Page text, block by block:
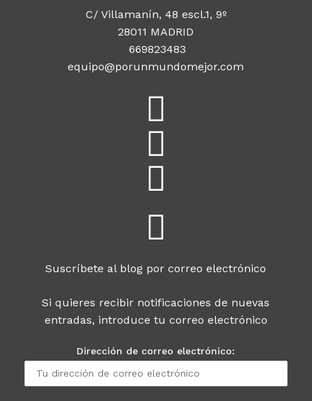
C/ Villamanín, 48 escl.1, 9º
28011 MADRID
669823483
equipo@porunmundomejor.com
Suscríbete al blog por correo electrónico
Si quieres recibir notificaciones de nuevas
entradas, introduce tu correo electrónico
Dirección de correo electrónico: